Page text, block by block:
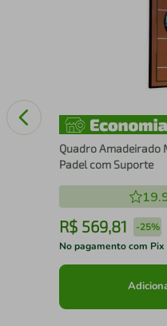
Quadro Amadeirado
Padel com Suporte
R$ 569,81 -25%
No pagamento com Pix